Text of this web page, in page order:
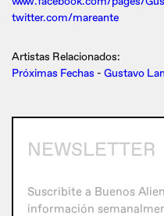
twitter.com/mareante
Artistas Relacionados:
Próximas Fechas - Gustavo
NEWSLETTER
Suscribite a Buenos
información